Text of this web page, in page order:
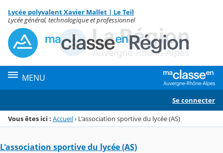
Menu de la rubrique
Contenu
Lycée polyvalent Xavier Mallet | Le Teil
Lycée général, technologique et professionnel
MENU
Se connecter
Vous êtes ici : Accueil› L'association sportive du lycée (AS)
L'association sportive du lycée (AS)